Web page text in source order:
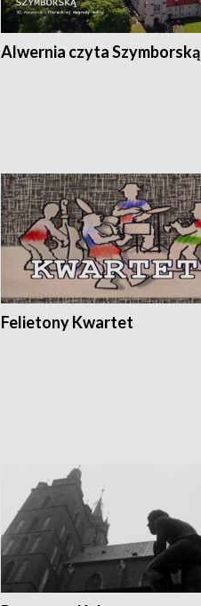
Alwernia czyta Szymborską
Felietony Kwartet